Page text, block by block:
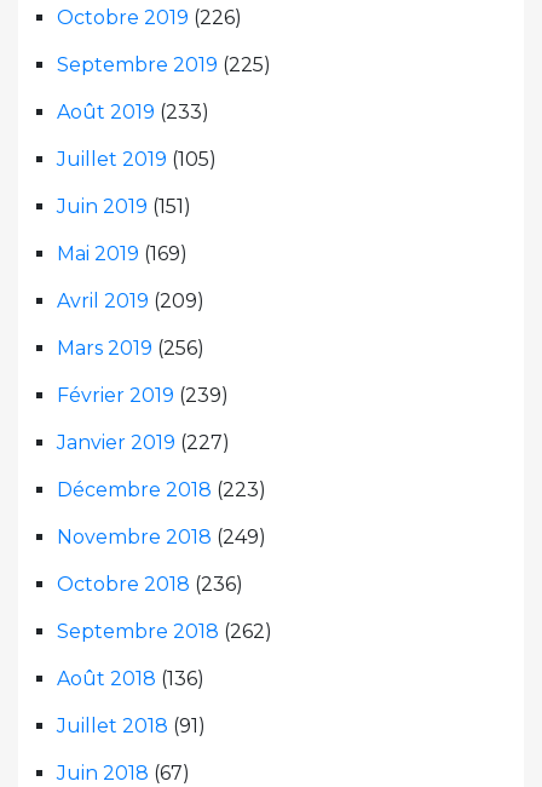
Octobre 2019 (226)
Septembre 2019 (225)
Août 2019 (233)
Juillet 2019 (105)
Juin 2019 (151)
Mai 2019 (169)
Avril 2019 (209)
Mars 2019 (256)
Février 2019 (239)
Janvier 2019 (227)
Décembre 2018 (223)
Novembre 2018 (249)
Octobre 2018 (236)
Septembre 2018 (262)
Août 2018 (136)
Juillet 2018 (91)
Juin 2018 (67)